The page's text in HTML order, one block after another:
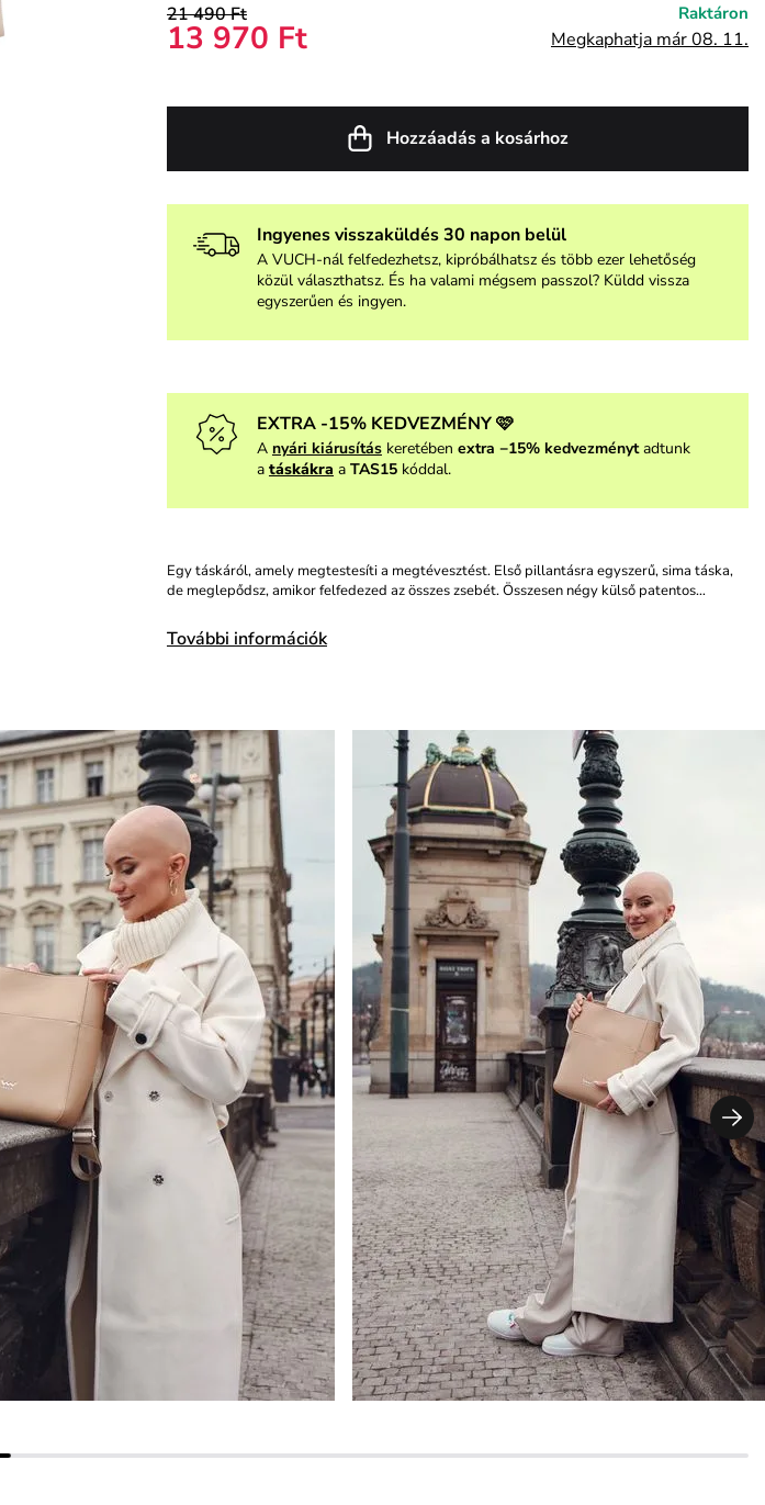
21 490 Ft
13 970 Ft
Raktáron
Megkaphatja már 08. 11.
Hozzáadás a kosárhoz
Ingyenes visszaküldés 30 napon belül
A VUCH-nál felfedezhetsz, kipróbálhatsz és több ezer lehetőség
közül választhatsz. És ha valami mégsem passzol? Küldd vissza
egyszerűen és ingyen.
EXTRA -15% KEDVEZMÉNY 🩷
A nyári kiárusítás keretében extra −15% kedvezménytadtunk
a táskákra a TAS15kóddal.
Egy táskáról, amely megtestesíti a megtévesztést. Első pillantásra egyszerű, sima táska,
de meglepődsz, amikor felfedezed az összes zsebét. Összesen négy külső patentos…
További információk